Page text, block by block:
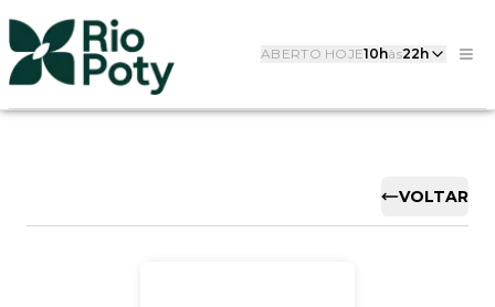
ABERTO HOJE10hàs22h
VOLTAR